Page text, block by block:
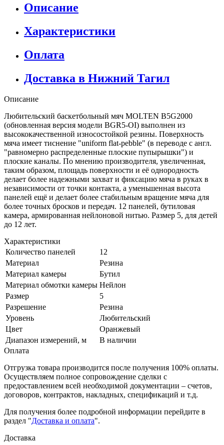
Описание
Характеристики
Оплата
Доставка в Нижний Тагил
Описание
Любительский баскетбольный мяч MOLTEN B5G2000
(обновленная версия модели BGR5-OI) выполнен из
высококачественной износостойкой резины. Поверхность
мяча имеет тиснение "uniform flat-pebble" (в переводе с англ.
"равномерно распределенные плоские пупырышки") и
плоские каналы. По мнению производителя, увеличенная,
таким образом, площадь поверхности и её однородность
делает более надежными захват и фиксацию мяча в руках в
независимости от точки контакта, а уменьшенная высота
панелей ещё и делает более стабильным вращение мяча для
более точных бросков и передач. 12 панелей, бутиловая
камера, армированная нейлоновой нитью. Размер 5, для детей
до 12 лет.
Характеристики
Количество панелей
12
Материал
Резина
Материал камеры
Бутил
Материал обмотки камеры Нейлон
Размер
5
Разрешение
Резина
Уровень
Любительский
Цвет
Оранжевый
Диапазон измерений, м
В наличии
Оплата
Отгрузка товара производится после получения 100% оплаты.
Осуществляем полное сопровождение сделки с
предоставлением всей необходимой документации – счетов,
договоров, контрактов, накладных, спецификаций и т.д.
Для получения более подробной информации перейдите в
раздел "Доставка и оплата".
Доставка